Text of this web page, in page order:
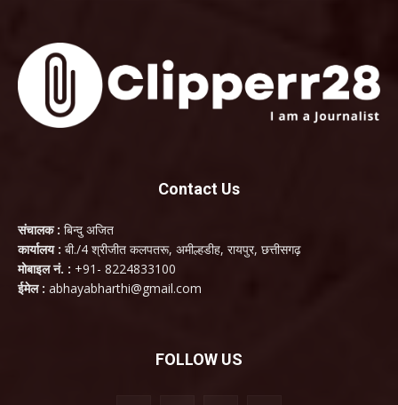
Contact Us
संचालक : बिन्दु अजित
कार्यालय : बी./4 श्रीजीत कलपतरू, अमील्हडीह, रायपुर, छत्तीसगढ़
मोबाइल नं. : +91- 8224833100
ईमेल : abhayabharthi@gmail.com
FOLLOW US